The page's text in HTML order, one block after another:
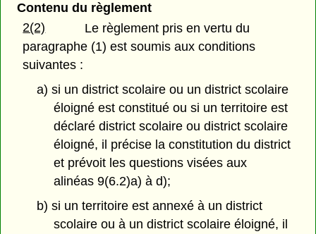
Contenu du règlement
2(2)
Le règlement pris en vertu du
paragraphe (1) est soumis aux conditions
suivantes :
a) si un district scolaire ou un district scolaire
éloigné est constitué ou si un territoire est
déclaré district scolaire ou district scolaire
éloigné, il précise la constitution du district
et prévoit les questions visées aux
alinéas 9(6.2)a) à d);
b) si un territoire est annexé à un district
scolaire ou à un district scolaire éloigné, il